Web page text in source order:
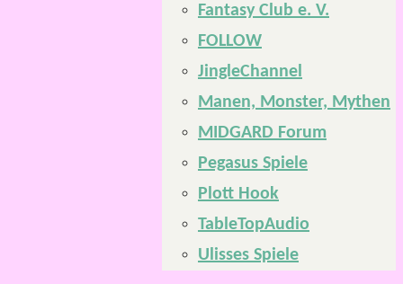
Fantasy Club e. V.
FOLLOW
JingleChannel
Manen, Monster, Mythen
MIDGARD Forum
Pegasus Spiele
Plott Hook
TableTopAudio
Ulisses Spiele